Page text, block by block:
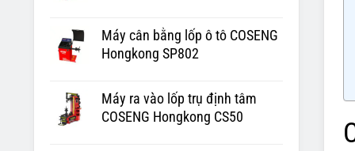
Máy cân bằng lốp ô tô COSENG
Hongkong SP802
Máy ra vào lốp trụ định tâm
COSENG Hongkong CS50